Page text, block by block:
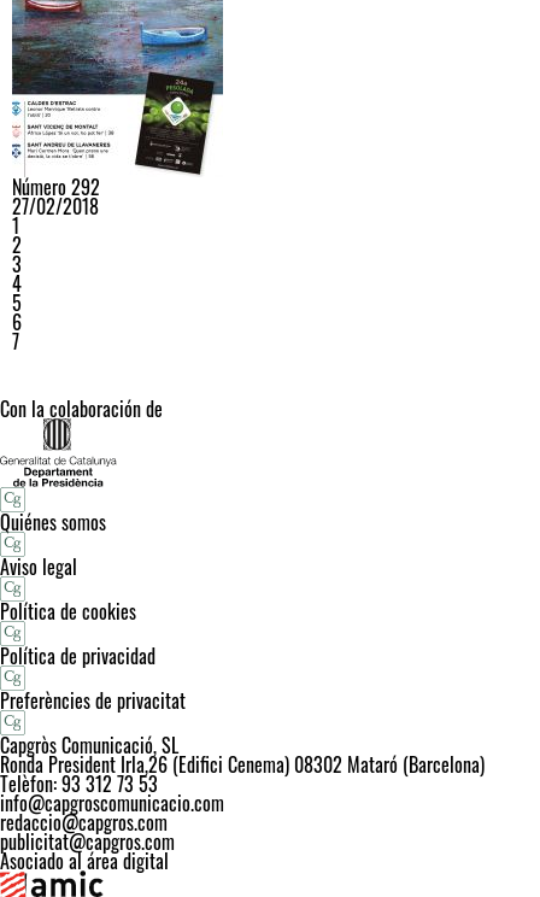
Número 292
27/02/2018
1
2
3
4
5
6
7
Con la colaboración de
Quiénes somos
Aviso legal
Política de cookies
Política de privacidad
Preferències de privacitat
Capgròs Comunicació, SL
Ronda President Irla,26 (Edifici Cenema) 08302 Mataró (Barcelona)
Telèfon: 93 312 73 53
info@capgroscomunicacio.com
redaccio@capgros.com
publicitat@capgros.com
Asociado al área digital